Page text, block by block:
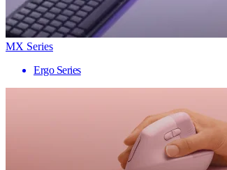
MX Series
Ergo Series